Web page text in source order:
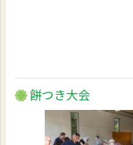
餅つき大会